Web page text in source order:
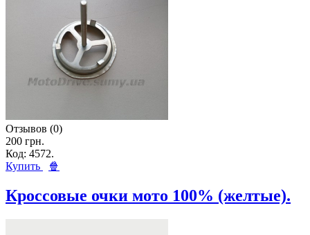
Отзывов (0)
200 грн.
Код: 4572.
Купить
🍿
Кроссовые очки мото 100% (желтые).